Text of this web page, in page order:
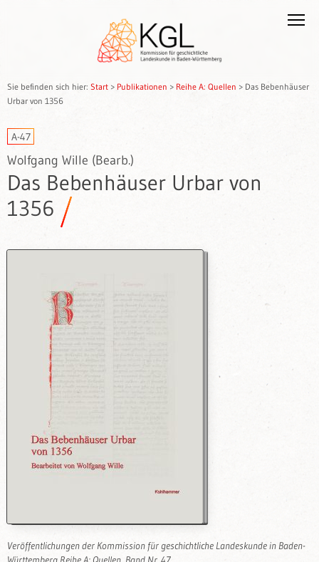
Sie befinden sich hier: Start > Publikationen > Reihe A: Quellen > Das Bebenhäuser
Urbar von 1356
A-47
Wolfgang Wille (Bearb.)
Das Bebenhäuser Urbar von
1356
Veröffentlichungen der Kommission für geschichtliche Landeskunde in Baden-